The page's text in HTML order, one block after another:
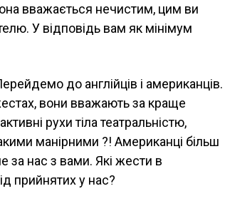
вважається нечистим, цим ви
У відповідь вам як мінімум
до англійців і американців.
вони вважають за краще
рухи тіла театральністю,
манірними ?! Американці більш
за нас з вами. Які жести в
прийнятих у нас?